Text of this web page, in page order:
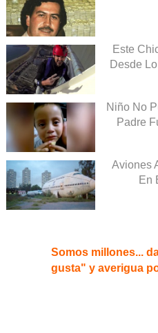
Este
Desde
Niño No
Padre
Aviones
En
Somos millones...
gusta" y averigua